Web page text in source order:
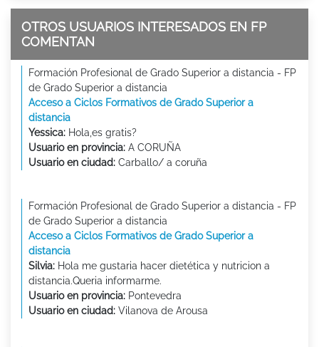
OTROS USUARIOS INTERESADOS EN FP
COMENTAN
Formación Profesional de Grado Superior a distancia - FP
de Grado Superior a distancia
Acceso a Ciclos Formativos de Grado Superior a
distancia
Yessica: Hola,es gratis?
Usuario en provincia: A CORUÑA
Usuario en ciudad: Carballo/ a coruña
Formación Profesional de Grado Superior a distancia - FP
de Grado Superior a distancia
Acceso a Ciclos Formativos de Grado Superior a
distancia
Silvia: Hola me gustaria hacer dietética y nutricion a
distancia.Queria informarme.
Usuario en provincia: Pontevedra
Usuario en ciudad: Vilanova de Arousa